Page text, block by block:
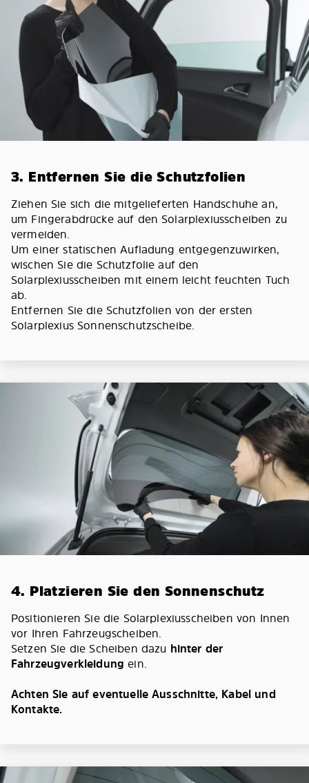
3. Entfernen Sie die Schutzfolien
Ziehen Sie sich die mitgelieferten Handschuhe an,
um Fingerabdrücke auf den Solarplexiusscheiben zu
vermeiden.
Um einer statischen Aufladung entgegenzuwirken,
wischen Sie die Schutzfolie auf den
Solarplexiusscheiben mit einem leicht feuchten Tuch
ab.
Entfernen Sie die Schutzfolien von der ersten
Solarplexius Sonnenschutzscheibe.
4. Platzieren Sie den Sonnenschutz
Positionieren Sie die Solarplexiusscheiben von Innen
vor Ihren Fahrzeugscheiben.
Setzen Sie die Scheiben dazu hinter der
Fahrzeugverkleidung ein.
Achten Sie auf eventuelle Ausschnitte, Kabel und
Kontakte.